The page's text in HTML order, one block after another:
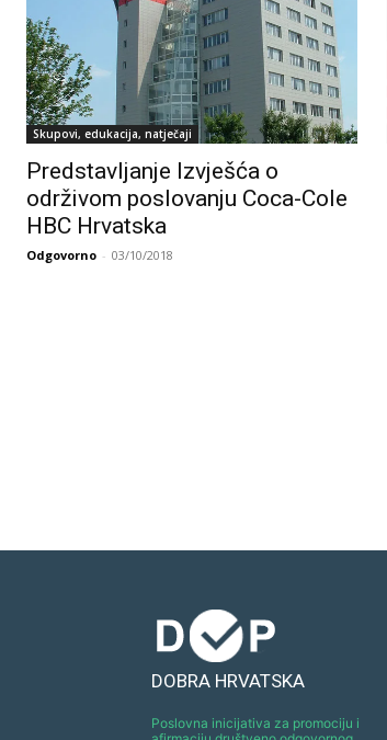
Skupovi, edukacija, natječaji
Predstavljanje Izvješća o
održivom poslovanju Coca-Cole
HBC Hrvatska
Odgovorno - 03/10/2018
DOBRA HRVATSKA
Poslovna inicijativa za promociju i